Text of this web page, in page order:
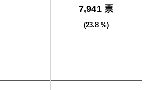
7,941 票
(23.8 %)